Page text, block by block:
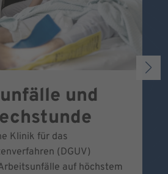
und
Klinik für das
(DGUV)
auf höchstem